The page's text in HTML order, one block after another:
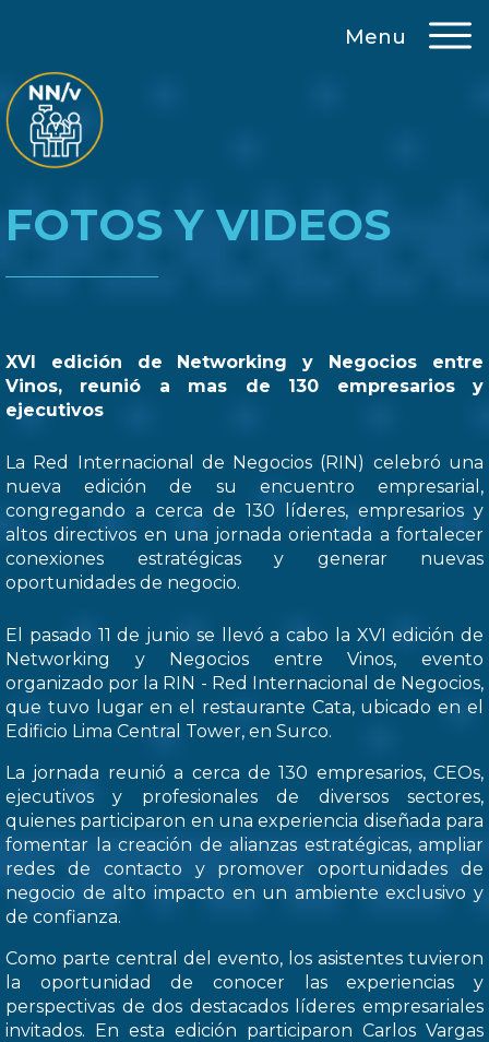
Menu
FOTOS Y VIDEOS
XVI edición de Networking y Negocios entre
Vinos, reunió a mas de 130 empresarios y
ejecutivos
La Red Internacional de Negocios (RIN) celebró una
nueva edición de su encuentro empresarial,
congregando a cerca de 130 líderes, empresarios y
altos directivos en una jornada orientada a fortalecer
conexiones estratégicas y generar nuevas
oportunidades de negocio.
El pasado 11 de junio se llevó a cabo la XVI edición de
Networking y Negocios entre Vinos, evento
organizado por la RIN - Red Internacional de Negocios,
que tuvo lugar en el restaurante Cata, ubicado en el
Edificio Lima Central Tower, en Surco.
La jornada reunió a cerca de 130 empresarios, CEOs,
ejecutivos y profesionales de diversos sectores,
quienes participaron en una experiencia diseñada para
fomentar la creación de alianzas estratégicas, ampliar
redes de contacto y promover oportunidades de
negocio de alto impacto en un ambiente exclusivo y
de confianza.
Como parte central del evento, los asistentes tuvieron
la oportunidad de conocer las experiencias y
perspectivas de dos destacados líderes empresariales
invitados. En esta edición participaron Carlos Vargas